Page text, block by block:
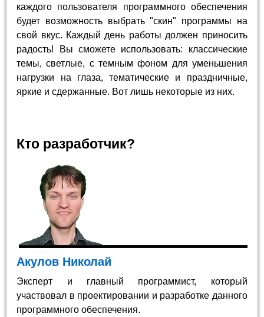
каждого пользователя программного обеспечения
будет возможность выбрать "скин" программы на
свой вкус. Каждый день работы должен приносить
радость! Вы сможете использовать: классические
темы, светлые, с темным фоном для уменьшения
нагрузки на глаза, тематические и праздничные,
яркие и сдержанные. Вот лишь некоторые из них.
Кто разработчик?
Акулов Николай
Эксперт и главный программист, который
участвовал в проектировании и разработке данного
программного обеспечения.